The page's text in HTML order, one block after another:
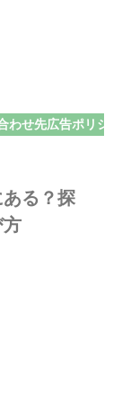
わせ先広告ポリシー
る？探
方